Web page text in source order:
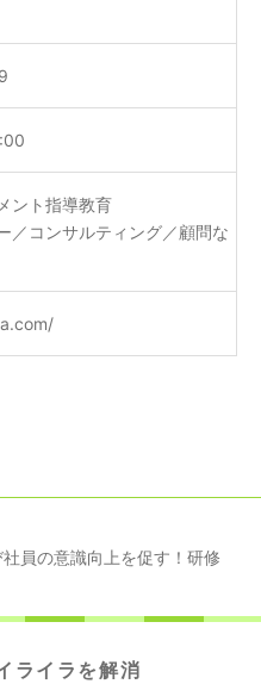
ント指導教育
／コンサルティング／顧問な
員の意識向上を促す！研修
ライラを解消